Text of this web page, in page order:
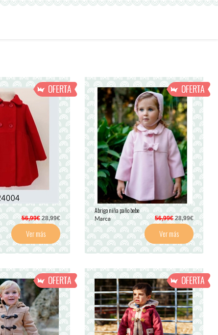
56,99€28,99€
Ver más
Abrigo niña paño bebe
Marca 56,99€28,99€
Ver más